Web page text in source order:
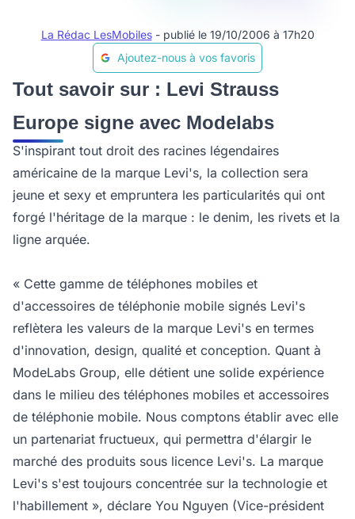
La Rédac LesMobiles - publié le 19/10/2006 à 17h20
Ajoutez-nous à vos favoris
Tout savoir sur : Levi Strauss
Europe signe avec Modelabs
S'inspirant tout droit des racines légendaires
américaine de la marque Levi's, la collection sera
jeune et sexy et empruntera les particularités qui ont
forgé l'héritage de la marque : le denim, les rivets et la
ligne arquée.
« Cette gamme de téléphones mobiles et
d'accessoires de téléphonie mobile signés Levi's
reflètera les valeurs de la marque Levi's en termes
d'innovation, design, qualité et conception. Quant à
ModeLabs Group, elle détient une solide expérience
dans le milieu des téléphones mobiles et accessoires
de téléphonie mobile. Nous comptons établir avec elle
un partenariat fructueux, qui permettra d'élargir le
marché des produits sous licence Levi's. La marque
Levi's s'est toujours concentrée sur la technologie et
l'habillement », déclare You Nguyen (Vice-président